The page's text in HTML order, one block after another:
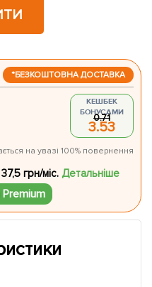
*БЕЗКОШТОВНА ДОСТАВКА
КЕШБЕК
БОНУСАМИ
0.71
3.53
на увазі 100% повернення
грн/міс.Детальніше